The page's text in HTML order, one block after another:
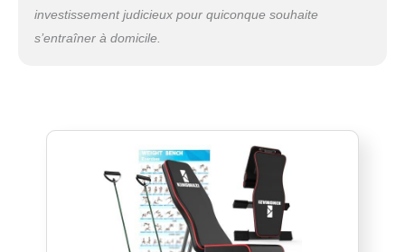
investissement judicieux pour quiconque souhaite
s’entraîner à domicile.